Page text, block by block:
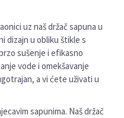
uz naš držač sapuna u
dizajn u obliku štikle s
sušenje i efikasno
vode i omekšavanje
a vi ćete uživati u
sapunima. Naš držač